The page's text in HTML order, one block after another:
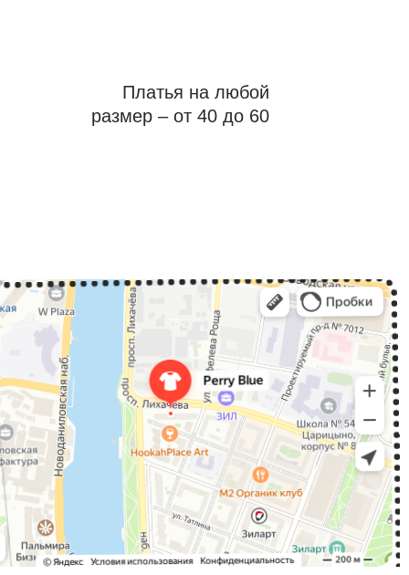
Платья на любой
размер – от 40 до 60